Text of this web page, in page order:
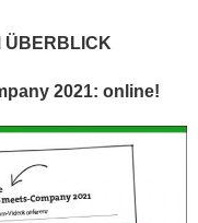
ÜBERBLICK
2021: online!